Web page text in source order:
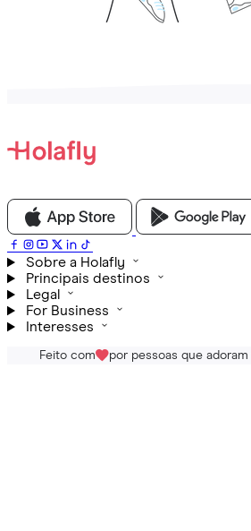
Sobre a Holafly
Principais destinos
Legal
For Business
Interesses
Feito com por pessoas que